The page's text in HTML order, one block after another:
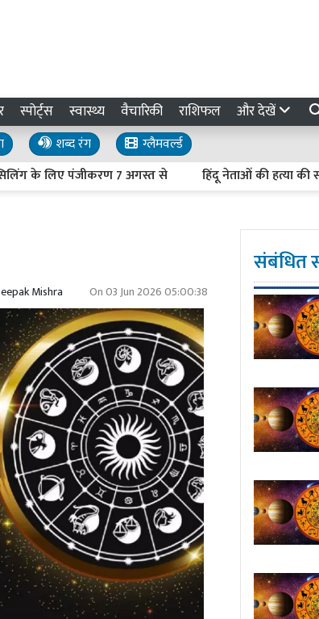
स्पोर्ट्स स्वास्थ्य वैचारिकी राशिफल और देखें
शब्द रंग
ग्लैमवर्ल्ड
के लिए पंजीकरण 7 अगस्त से हिंदू नेताओं की हत्या की
Mishra On03 Jun 2026 05:00:38
संबंधित